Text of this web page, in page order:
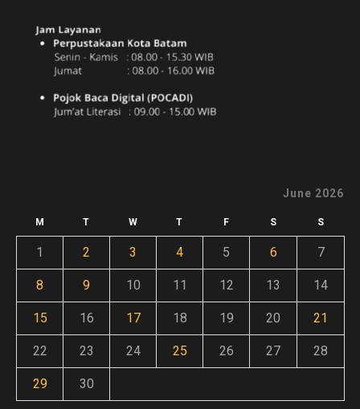
June 2026
M T W T F S S
1 2 3 4 5 6 7
8 9 10 11 12 13 14
15 16 17 18 19 20 21
22 23 24 25 26 27 28
29 30